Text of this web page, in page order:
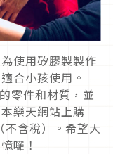
使用矽膠製製作
合小孩使用。
零件和材質，並
樂天網站上購
含稅）。希望大
囉！